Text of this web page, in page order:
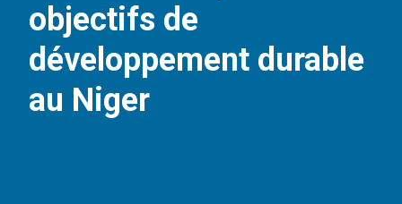
objectifs de
développement durable
au Niger